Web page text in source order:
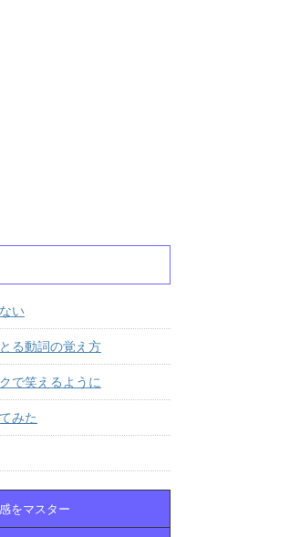
い
る動詞の覚え方
で笑えるように
みた
をマスター